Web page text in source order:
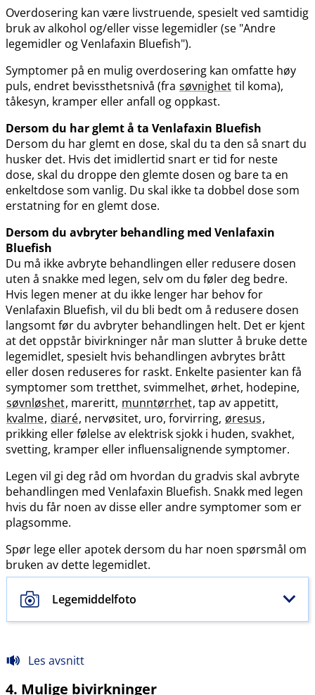
Overdosering kan være livstruende, spesielt ved samtidig
bruk av alkohol og​/​eller visse legemidler (se "Andre
legemidler og Venlafaxin Bluefish").
Symptomer på en mulig overdosering kan omfatte høy
puls, endret bevissthetsnivå (fra søvnighet til koma),
tåkesyn, kramper eller anfall og oppkast.
Dersom du har glemt å ta Venlafaxin Bluefish
Dersom du har glemt en dose, skal du ta den så snart du
husker det. Hvis det imidlertid snart er tid for neste
dose, skal du droppe den glemte dosen og bare ta en
enkeltdose som vanlig. Du skal ikke ta dobbel dose som
erstatning for en glemt dose.
Dersom du avbryter behandling med Venlafaxin
Bluefish
Du må ikke avbryte behandlingen eller redusere dosen
uten å snakke med legen, selv om du føler deg bedre.
Hvis legen mener at du ikke lenger har behov for
Venlafaxin Bluefish, vil du bli bedt om å redusere dosen
langsomt før du avbryter behandlingen helt. Det er kjent
at det oppstår bivirkninger når man slutter å bruke dette
legemidlet, spesielt hvis behandlingen avbrytes brått
eller dosen reduseres for raskt. Enkelte pasienter kan få
symptomer som tretthet, svimmelhet, ørhet, hodepine,
søvnløshet, mareritt, munntørrhet, tap av appetitt,
kvalme, diaré, nervøsitet, uro, forvirring, øresus,
prikking eller følelse av elektrisk sjokk i huden, svakhet,
svetting, kramper eller influensalignende symptomer.
Legen vil gi deg råd om hvordan du gradvis skal avbryte
behandlingen med Venlafaxin Bluefish. Snakk med legen
hvis du får noen av disse eller andre symptomer som er
plagsomme.
Spør lege eller apotek dersom du har noen spørsmål om
bruken av dette legemidlet.
Legemiddelfoto
Les avsnitt
4. Mulige bivirkninger